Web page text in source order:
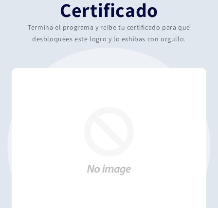
Certificado
Termina el programa y reibe tu certificado para que
desbloquees este logro y lo exhibas con orgullo.